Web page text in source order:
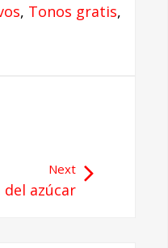
, Tonos gratis,
Next
del azúcar